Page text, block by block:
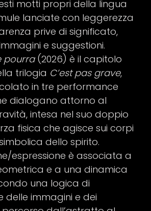
motti propri della lingua
lanciate con leggerezza
prive di significato,
e suggestioni.
pourra(2026) è il capitolo
trilogia C’est pas grave,
in tre performance
dialogano attorno al
intesa nel suo doppio
fisica che agisce sui corpi
dello spirito.
espressione è associata a
e a una dinamica
una logica di
delle immagini e dei